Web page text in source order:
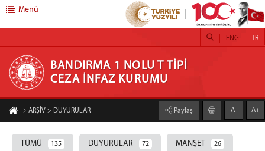
BANDIRMA 1 NOLU T TİPİ CEZA İNFAZ KURUMU
Anasayfa
Kurumumuz
İş Yurtları
Menü
BANDIRMA 1 NOLU T TİPİ
CEZA İNFAZ KURUMU
TR
ENG
ARŞİV > DUYURULAR Paylaş A- A+
TÜMÜ 135 DUYURULAR 72 MANŞET 26